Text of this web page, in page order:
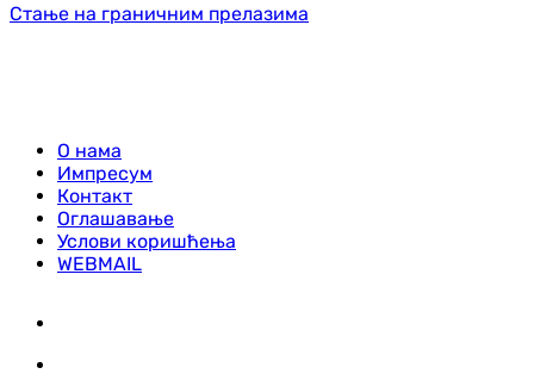
Стање на граничним прелазима
О нама
Импресум
Контакт
Оглашавање
Услови коришћења
WEBMAIL